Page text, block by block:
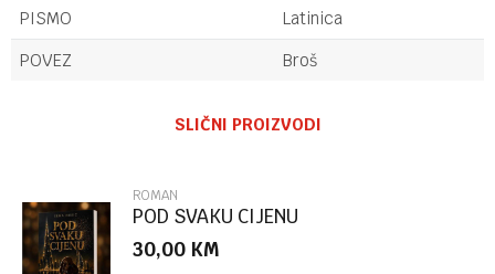
PISMO
Latinica
POVEZ
Broš
Poruka
SLIČNI PROIZVODI
ROMAN
POD SVAKU CIJENU
30,00 KM